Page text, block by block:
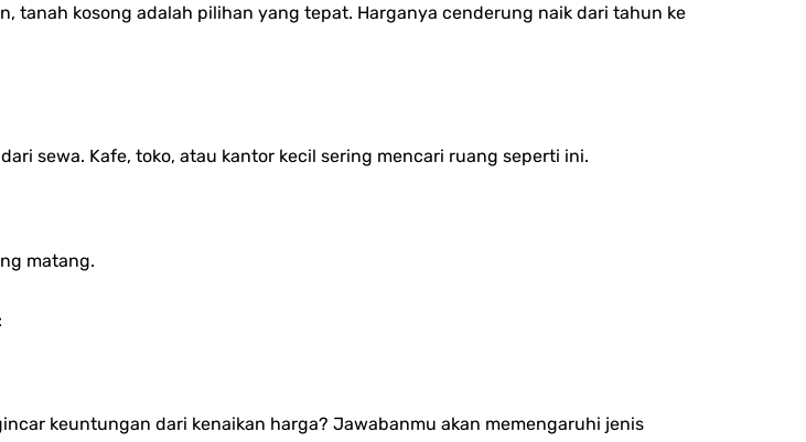
tanah kosong adalah pilihan yang tepat. Harganya cenderung naik dari tahun ke
sewa. Kafe, toko, atau kantor kecil sering mencari ruang seperti ini.
matang.
keuntungan dari kenaikan harga? Jawabanmu akan memengaruhi jenis